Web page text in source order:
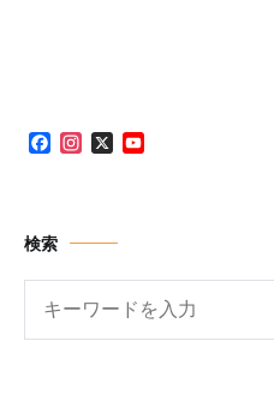
Facebook
Instagram
X
検索